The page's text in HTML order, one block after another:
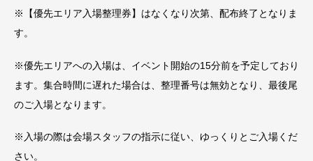
※【優先エリア入場整理券】はなくなり次第、配布終了となりま
す。
※優先エリアへの入場は、イベント開始の15分前を予定しており
ます。集合時間に遅れた場合は、整理番号は無効となり、最後尾
のご入場となります。
※入場の際は会場スタッフの指示に従い、ゆっくりとご入場くだ
さい。